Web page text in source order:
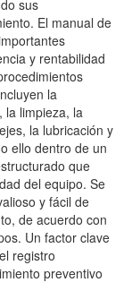
sus
El manual de
y rentabilidad
la
la limpieza, la
la lubricación y
ello dentro de un
que
del equipo. Se
y fácil de
de acuerdo con
Un factor clave
registro
preventivo